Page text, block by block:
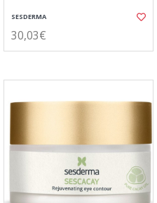
SESDERMA
30,03€